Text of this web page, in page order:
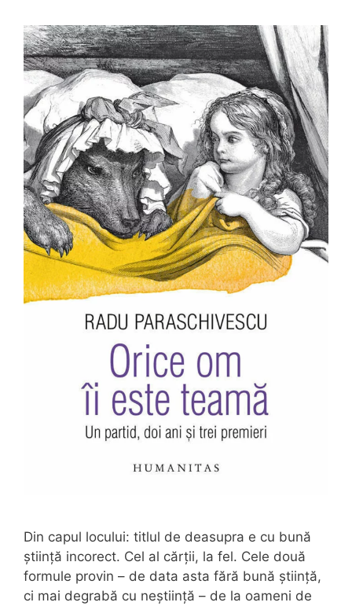
Din capul locului: titlul de deasupra e cu bună
știință incorect. Cel al cărții, la fel. Cele două
formule provin – de data asta fără bună știință,
ci mai degrabă cu neștiință – de la oameni de